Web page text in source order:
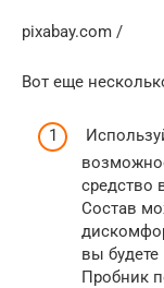
pixabay.com /
Вот еще
средство
Состав
вы будете
Пробник